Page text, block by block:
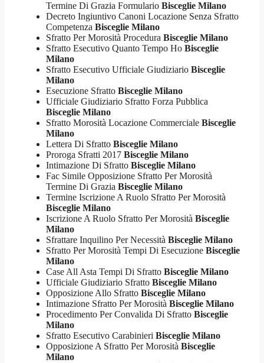
Termine Di Grazia Formulario Bisceglie Milano
Decreto Ingiuntivo Canoni Locazione Senza Sfratto
Competenza Bisceglie Milano
Sfratto Per Morosità Procedura Bisceglie Milano
Sfratto Esecutivo Quanto Tempo Ho Bisceglie
Milano
Sfratto Esecutivo Ufficiale Giudiziario Bisceglie
Milano
Esecuzione Sfratto Bisceglie Milano
Ufficiale Giudiziario Sfratto Forza Pubblica
Bisceglie Milano
Sfratto Morosità Locazione Commerciale Bisceglie
Milano
Lettera Di Sfratto Bisceglie Milano
Proroga Sfratti 2017 Bisceglie Milano
Intimazione Di Sfratto Bisceglie Milano
Fac Simile Opposizione Sfratto Per Morosità
Termine Di Grazia Bisceglie Milano
Termine Iscrizione A Ruolo Sfratto Per Morosità
Bisceglie Milano
Iscrizione A Ruolo Sfratto Per Morosità Bisceglie
Milano
Sfrattare Inquilino Per Necessità Bisceglie Milano
Sfratto Per Morosità Tempi Di Esecuzione Bisceglie
Milano
Case All Asta Tempi Di Sfratto Bisceglie Milano
Ufficiale Giudiziario Sfratto Bisceglie Milano
Opposizione Allo Sfratto Bisceglie Milano
Intimazione Sfratto Per Morosità Bisceglie Milano
Procedimento Per Convalida Di Sfratto Bisceglie
Milano
Sfratto Esecutivo Carabinieri Bisceglie Milano
Opposizione A Sfratto Per Morosità Bisceglie
Milano